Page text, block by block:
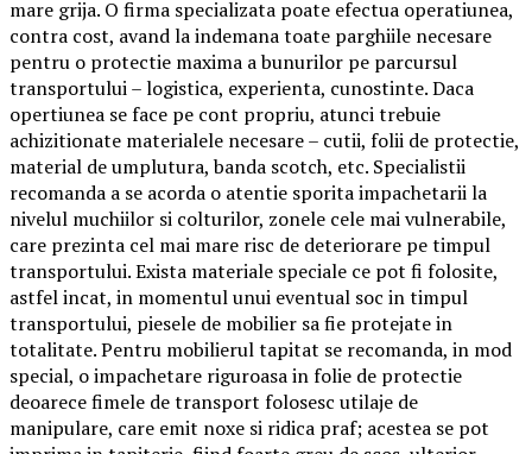
mare grija. O firma specializata poate efectua operatiunea,
contra cost, avand la indemana toate parghiile necesare
pentru o protectie maxima a bunurilor pe parcursul
transportului – logistica, experienta, cunostinte. Daca
opertiunea se face pe cont propriu, atunci trebuie
achizitionate materialele necesare – cutii, folii de protectie,
material de umplutura, banda scotch, etc. Specialistii
recomanda a se acorda o atentie sporita impachetarii la
nivelul muchiilor si colturilor, zonele cele mai vulnerabile,
care prezinta cel mai mare risc de deteriorare pe timpul
transportului. Exista materiale speciale ce pot fi folosite,
astfel incat, in momentul unui eventual soc in timpul
transportului, piesele de mobilier sa fie protejate in
totalitate. Pentru mobilierul tapitat se recomanda, in mod
special, o impachetare riguroasa in folie de protectie
deoarece fimele de transport folosesc utilaje de
manipulare, care emit noxe si ridica praf; acestea se pot